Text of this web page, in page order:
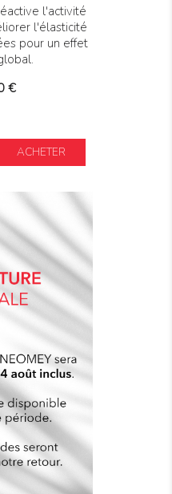
l'activité
l'élasticité
pour un effet
€
ACHETER